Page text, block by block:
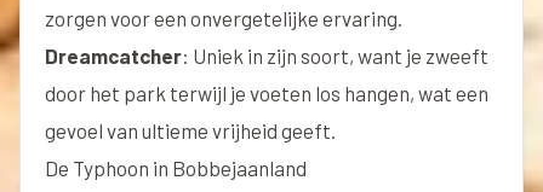
zorgen voor een onvergetelijke ervaring.
Dreamcatcher: Uniek in zijn soort, want je zweeft
door het park terwijl je voeten los hangen, wat een
gevoel van ultieme vrijheid geeft.
De Typhoon in Bobbejaanland